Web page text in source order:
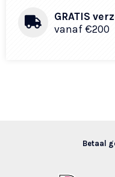
GRATIS
vanaf €200
Betaal